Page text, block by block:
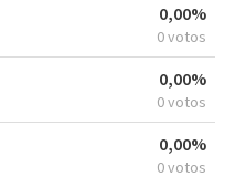
0,00%
0 votos
0,00%
0 votos
0,00%
0 votos